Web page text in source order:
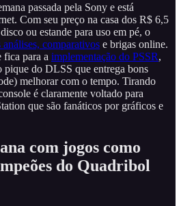
passada pela Sony e está
Com seu preço na casa dos R$ 6,5
ou estande para uso em pé, o
análises, comparativos e brigas online.
fica para a implementação do PSSR,
do DLSS que entrega bons
melhorar com o tempo. Tirando
é claramente voltado para
que são fanáticos por gráficos e
com jogos como
do Quadribol